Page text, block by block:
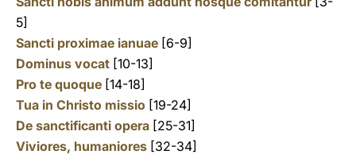
5]
Sancti proximae ianuae [6-9]
Dominus vocat [10-13]
Pro te quoque [14-18]
Tua in Christo missio [19-24]
De sanctificanti opera [25-31]
Viviores, humaniores [32-34]